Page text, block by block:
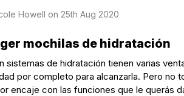
Howell on 25th Aug 2020
mochilas de hidratación
sistemas de hidratación tienen varias
por completo para alcanzarla. Pero no
encaje con las funciones que le querás